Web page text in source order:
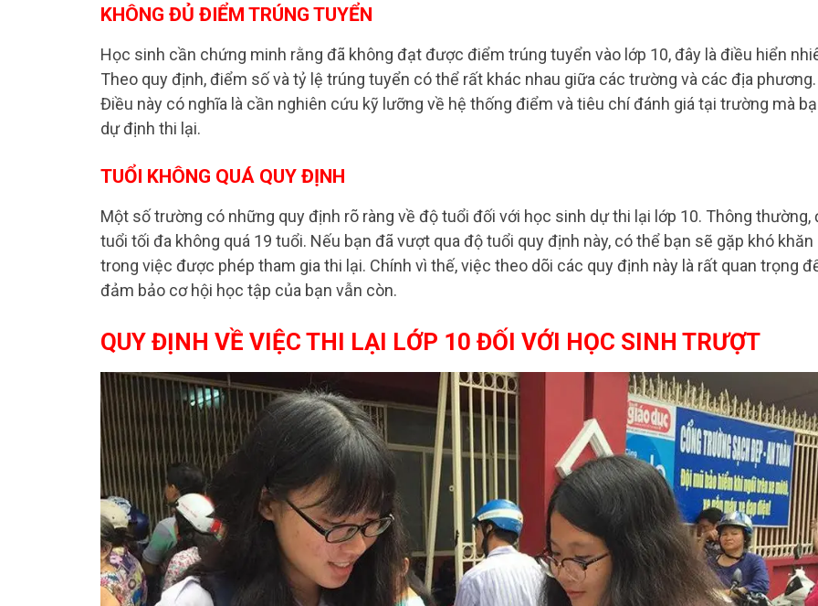
KHÔNG ĐỦ ĐIỂM TRÚNG TUYỂN
Học sinh cần chứng minh rằng đã không đạt được điểm trúng tuyển vào lớp 10, đây là điều hiển
Theo quy định, điểm số và tỷ lệ trúng tuyển có thể rất khác nhau giữa các trường và các địa phương.
Điều này có nghĩa là cần nghiên cứu kỹ lưỡng về hệ thống điểm và tiêu chí đánh giá tại trường mà
dự định thi lại.
TUỔI KHÔNG QUÁ QUY ĐỊNH
Một số trường có những quy định rõ ràng về độ tuổi đối với học sinh dự thi lại lớp 10. Thông thường,
tuổi tối đa không quá 19 tuổi. Nếu bạn đã vượt qua độ tuổi quy định này, có thể bạn sẽ gặp khó khăn
trong việc được phép tham gia thi lại. Chính vì thế, việc theo dõi các quy định này là rất quan trọng
đảm bảo cơ hội học tập của bạn vẫn còn.
QUY ĐỊNH VỀ VIỆC THI LẠI LỚP 10 ĐỐI VỚI HỌC SINH TRƯỢT